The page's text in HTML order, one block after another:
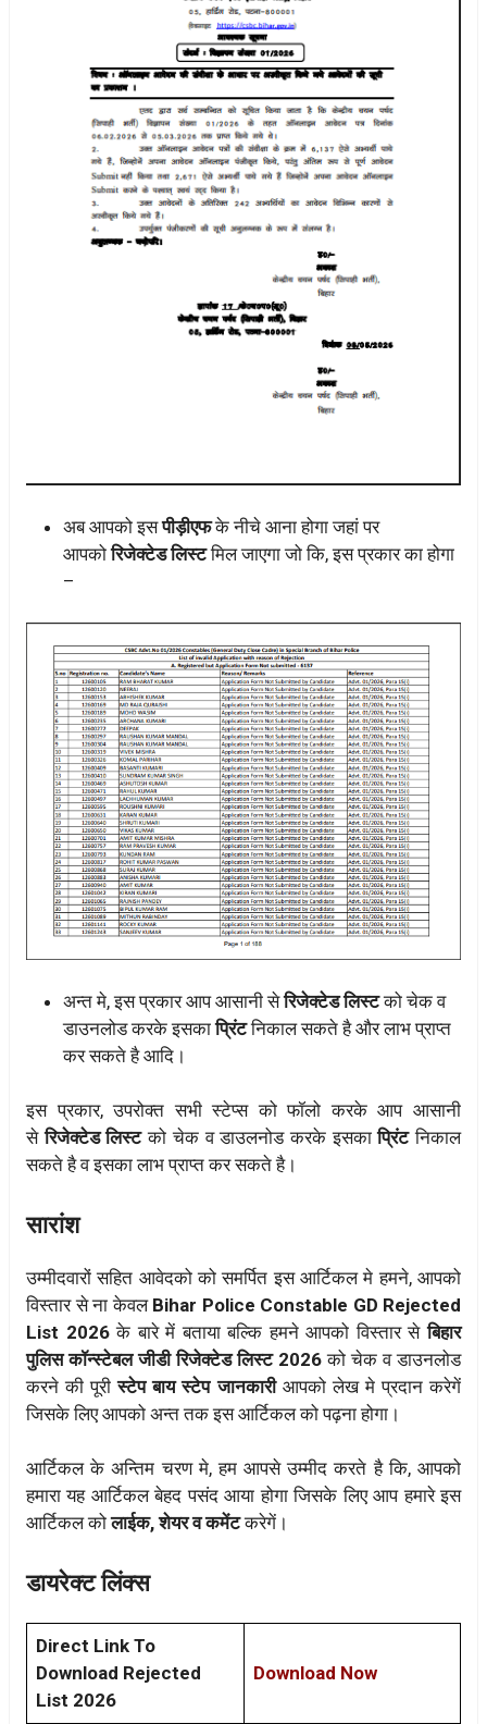
अब आपको इसपीड़ीएफके नीचे आना होगा जहां पर
आपकोरिजेक्टेड लिस्टमिल जाएगा जो कि, इस प्रकार का होगा
–
अन्त मे, इस प्रकार आप आसानी सेरिजेक्टेड लिस्टको चेक व
डाउनलोड करके इसकाप्रिंटनिकाल सकते है और लाभ प्राप्त
कर सकते है आदि।
इस प्रकार, उपरोक्त सभी स्टेप्स को फॉलो करके आप आसानी
सेरिजेक्टेड लिस्टको चेक व डाउलनोड करके इसकाप्रिंटनिकाल
सकते है व इसका लाभ प्राप्त कर सकते है।
सारांश
उम्मीदवारों सहित आवेदको को समर्पित इस आर्टिकल मे हमने, आपको
विस्तार से ना केवल Bihar Police Constable GD Rejected
List 2026के बारे में बताया बल्कि हमने आपको विस्तार सेबिहार
पुलिस कॉन्स्टेबल जीडी रिजेक्टेड लिस्ट 2026को चेक व डाउनलोड
करने की पूरीस्टेप बाय स्टेप जानकारीआपको लेख मे प्रदान करेगें
जिसके लिए आपको अन्त तक इस आर्टिकल को पढ़ना होगा।
आर्टिकल के अन्तिम चरण मे, हम आपसे उम्मीद करते है कि, आपको
हमारा यह आर्टिकल बेहद पसंद आया होगा जिसके लिए आप हमारे इस
आर्टिकल कोलाईक, शेयर व कमेंटकरेगें।
डायरेक्ट लिंक्स
Direct Link To
Download Rejected
List 2026
Download Now